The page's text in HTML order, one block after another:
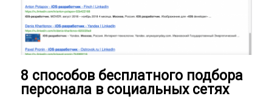
8 способов бесплатного подбора
персонала в социальных сетях